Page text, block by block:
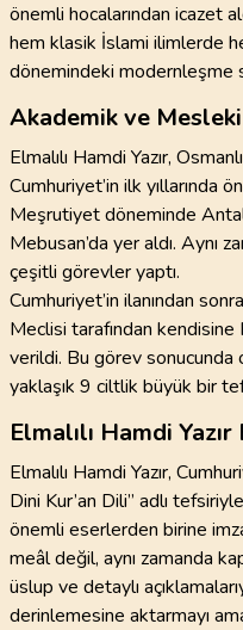
önemli hocalarından icazet
hem klasik İslami ilimlerde
dönemindeki modernleşme
Akademik ve
Elmalılı Hamdi Yazır,
Cumhuriyet’in ilk yıllarında
Meşrutiyet döneminde
Mebusan’da yer aldı. Aynı
çeşitli görevler yaptı.
Cumhuriyet’in ilanından
Meclisi tarafından kendisine
verildi. Bu görev sonucunda
yaklaşık 9 ciltlik büyük bir
Elmalılı Hamdi
Elmalılı Hamdi Yazır,
Dini Kur’an Dili” adlı
önemli eserlerden birine
meâl değil, aynı zamanda
üslup ve detaylı
derinlemesine aktarmayı